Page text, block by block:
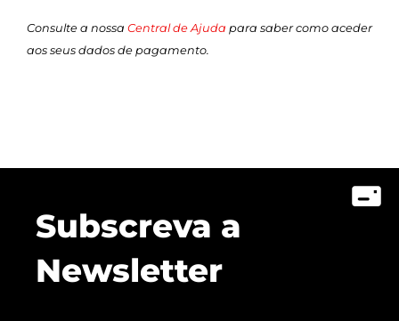
Consulte a nossa Central de Ajuda para saber como aceder
aos seus dados de pagamento.
Subscreva a
Newsletter